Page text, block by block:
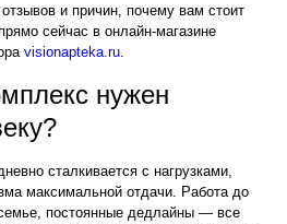
и причин, почему вам стоит
сейчас в онлайн-магазине
visionapteka.ru.
нужен
сталкивается с нагрузками,
максимальной отдачи. Работа до
постоянные дедлайны — все